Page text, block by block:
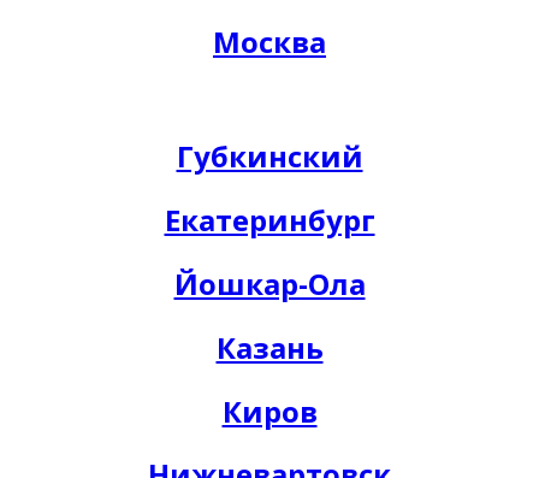
Москва
Губкинский
Екатеринбург
Йошкар-Ола
Казань
Киров